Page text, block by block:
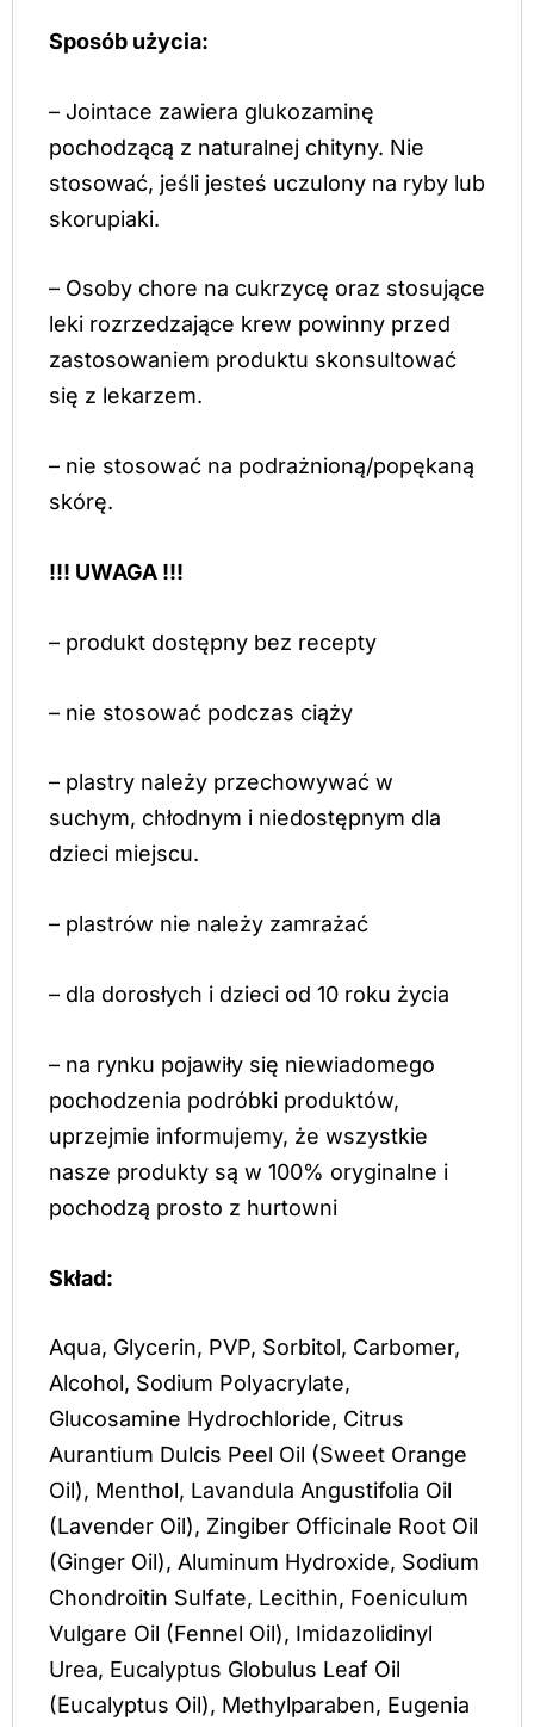
Sposób użycia:
– Jointace zawiera glukozaminę
pochodzącą z naturalnej chityny. Nie
stosować, jeśli jesteś uczulony na ryby lub
skorupiaki.
– Osoby chore na cukrzycę oraz stosujące
leki rozrzedzające krew powinny przed
zastosowaniem produktu skonsultować
się z lekarzem.
– nie stosować na podrażnioną/popękaną
skórę.
!!! UWAGA !!!
– produkt dostępny bez recepty
– nie stosować podczas ciąży
– plastry należy przechowywać w
suchym, chłodnym i niedostępnym dla
dzieci miejscu.
– plastrów nie należy zamrażać
– dla dorosłych i dzieci od 10 roku życia
– na rynku pojawiły się niewiadomego
pochodzenia podróbki produktów,
uprzejmie informujemy, że wszystkie
nasze produkty są w 100% oryginalne i
pochodzą prosto z hurtowni
Skład:
Aqua, Glycerin, PVP, Sorbitol, Carbomer,
Alcohol, Sodium Polyacrylate,
Glucosamine Hydrochloride, Citrus
Aurantium Dulcis Peel Oil (Sweet Orange
Oil), Menthol, Lavandula Angustifolia Oil
(Lavender Oil), Zingiber Officinale Root Oil
(Ginger Oil), Aluminum Hydroxide, Sodium
Chondroitin Sulfate, Lecithin, Foeniculum
Vulgare Oil (Fennel Oil), Imidazolidinyl
Urea, Eucalyptus Globulus Leaf Oil
(Eucalyptus Oil), Methylparaben, Eugenia